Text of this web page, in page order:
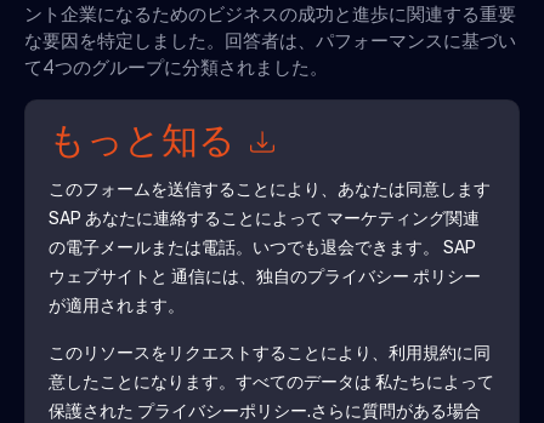
ント企業になるためのビジネスの成功と進歩に関連する重要
な要因を特定しました。回答者は、パフォーマンスに基づい
て4つのグループに分類されました。
もっと知る
このフォームを送信することにより、あなたは同意します
SAP あなたに連絡することによって マーケティング関連
の電子メールまたは電話。いつでも退会できます。 SAP
ウェブサイトと 通信には、独自のプライバシー ポリシー
が適用されます。
このリソースをリクエストすることにより、利用規約に同
意したことになります。すべてのデータは 私たちによって
保護された プライバシーポリシー.さらに質問がある場合